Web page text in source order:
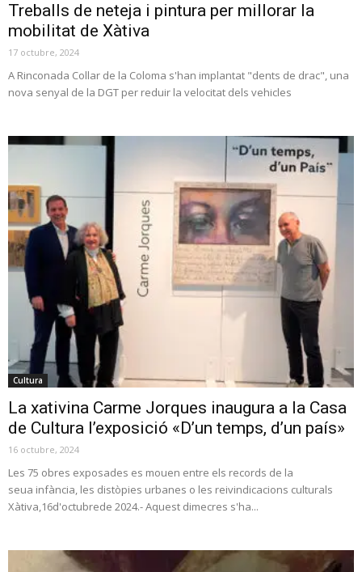
Treballs de neteja i pintura per millorar la
mobilitat de Xàtiva
17 octubre, 2024
A Rinconada Collar de la Coloma s'han implantat "dents de drac", una
nova senyal de la DGT per reduir la velocitat dels vehicles
Cultura
La xativina Carme Jorques inaugura a la Casa
de Cultura l’exposició «D’un temps, d’un país»
16 octubre, 2024
Les 75 obres exposades es mouen entre els records de la
seua infància, les distòpies urbanes o les reivindicacions culturals
Xàtiva,16d'octubrede 2024.- Aquest dimecres s'ha...